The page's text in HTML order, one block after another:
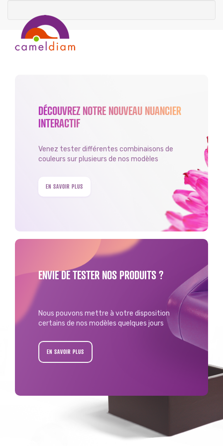
DÉCOUVREZ NOTRE NOUVEAU NUANCIER
INTERACTIF
Venez tester différentes combinaisons de
couleurs sur plusieurs de nos modèles
EN SAVOIR PLUS
ENVIE DE TESTER NOS PRODUITS ?
Nous pouvons mettre à votre disposition
certains de nos modèles quelques jours
EN SAVOIR PLUS